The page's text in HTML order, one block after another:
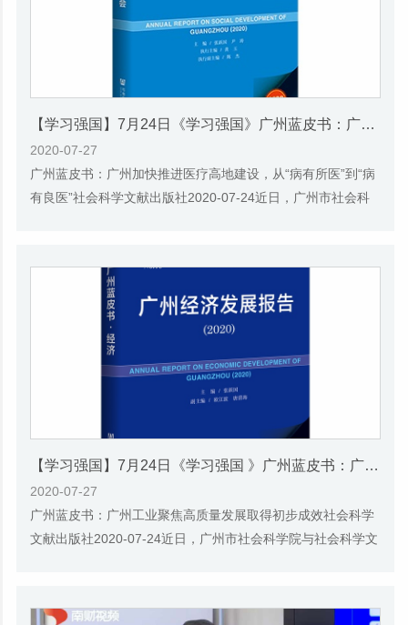
【学习强国】7月24日《学习强国》广州蓝皮书：广州加快推进医疗高地建设，从“病有所医”到“病有良医”
2020-07-27
广州蓝皮书：广州加快推进医疗高地建设，从“病有所医”到“病
有良医”社会科学文献出版社2020-07-24近日，广州市社会科
【学习强国】7月24日《学习强国 》​广州蓝皮书：广州工业聚焦高质量发展取得初步成效
2020-07-27
广州蓝皮书：广州工业聚焦高质量发展取得初步成效社会科学
文献出版社2020-07-24近日，广州市社会科学院与社会科学文